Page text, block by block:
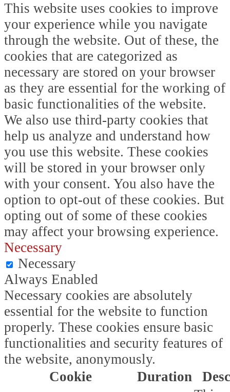
This website uses cookies to improve
your experience while you navigate
through the website. Out of these, the
cookies that are categorized as
necessary are stored on your browser
as they are essential for the working of
basic functionalities of the website.
We also use third-party cookies that
help us analyze and understand how
you use this website. These cookies
will be stored in your browser only
with your consent. You also have the
option to opt-out of these cookies. But
opting out of some of these cookies
may affect your browsing experience.
Necessary
Necessary
Always Enabled
Necessary cookies are absolutely
essential for the website to function
properly. These cookies ensure basic
functionalities and security features of
the website, anonymously.
Cookie
Duration